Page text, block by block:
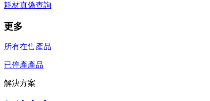
耗材真偽查詢
更多
所有在售產品
已停產產品
解決方案